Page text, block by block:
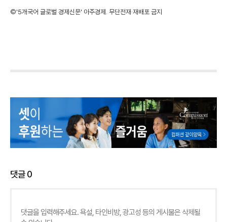
©'5개국어 글로벌 경제신문' 아주경제. 무단전재·재배포 금지
댓글0